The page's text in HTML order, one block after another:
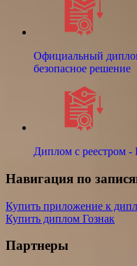
Официальный
безопасное решение
Диплом с реестром -
Навигация по
Купить приложение к
Купить диплом Гознак
Партнеры